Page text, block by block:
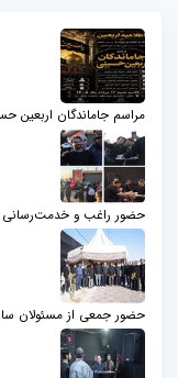
مراسم جاماندگان اربعین
حضور راغب و خدمت‌رسانی
حضور جمعی از مسئولان